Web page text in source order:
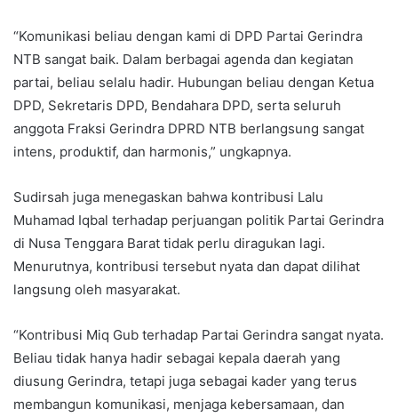
“Komunikasi beliau dengan kami di DPD Partai Gerindra
NTB sangat baik. Dalam berbagai agenda dan kegiatan
partai, beliau selalu hadir. Hubungan beliau dengan Ketua
DPD, Sekretaris DPD, Bendahara DPD, serta seluruh
anggota Fraksi Gerindra DPRD NTB berlangsung sangat
intens, produktif, dan harmonis,” ungkapnya.
Sudirsah juga menegaskan bahwa kontribusi Lalu
Muhamad Iqbal terhadap perjuangan politik Partai Gerindra
di Nusa Tenggara Barat tidak perlu diragukan lagi.
Menurutnya, kontribusi tersebut nyata dan dapat dilihat
langsung oleh masyarakat.
“Kontribusi Miq Gub terhadap Partai Gerindra sangat nyata.
Beliau tidak hanya hadir sebagai kepala daerah yang
diusung Gerindra, tetapi juga sebagai kader yang terus
membangun komunikasi, menjaga kebersamaan, dan